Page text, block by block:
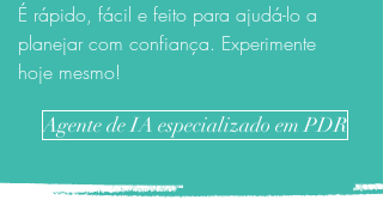
É rápido, fácil e feito para ajudá-lo a
planejar com confiança. Experimente
hoje mesmo!
Agente de IA especializado em PDR